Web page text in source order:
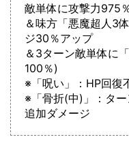
敵単体に攻撃力975
＆味方「悪魔超人3
ジ30％アップ
＆3ターン敵単体に
100％)
※「呪い」：HP回復
※「骨折(中)」：タ
追加ダメージ